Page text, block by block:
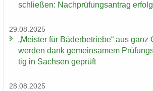
schlie­ßen: Nach­prü­fungs­an­trag
29.08.2025
„Meis­ter für Bä­der­be­trie­be“ aus ganz
wer­den dank ge­mein­sa­mem
tig in Sach­sen ge­prüft
28.08.2025